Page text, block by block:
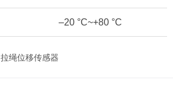
–20 °C~+80 °C
拉绳位移传感器